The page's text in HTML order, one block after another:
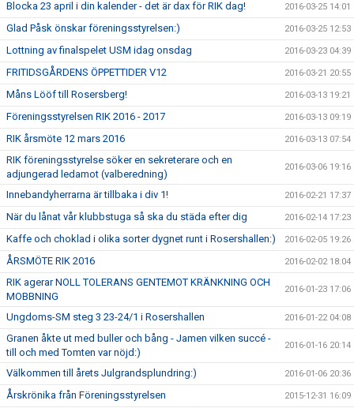
Blocka 23 april i din kalender - det är dax för RIK dag! 2016-03-25 14:01
Glad Påsk önskar föreningsstyrelsen:) 2016-03-25 12:53
Lottning av finalspelet USM idag onsdag 2016-03-23 04:39
FRITIDSGÅRDENS ÖPPETTIDER V12 2016-03-21 20:55
Måns Lööf till Rosersberg! 2016-03-13 19:21
Föreningsstyrelsen RIK 2016 - 2017 2016-03-13 09:19
RIK årsmöte 12 mars 2016 2016-03-13 07:54
RIK föreningsstyrelse söker en sekreterare och en
adjungerad ledamot (valberedning)
2016-03-06 19:16
Innebandyherrarna är tillbaka i div 1! 2016-02-21 17:37
När du lånat vår klubbstuga så ska du städa efter dig 2016-02-14 17:23
Kaffe och choklad i olika sorter dygnet runt i Rosershallen:) 2016-02-05 19:26
ÅRSMÖTE RIK 2016 2016-02-02 18:04
RIK agerar NOLL TOLERANS GENTEMOT KRÄNKNING OCH
MOBBNING
2016-01-23 17:06
Ungdoms-SM steg 3 23-24/1 i Rosershallen 2016-01-22 04:08
Granen åkte ut med buller och bång - Jamen vilken succé -
till och med Tomten var nöjd:)
2016-01-16 20:14
Välkommen till årets Julgrandsplundring:) 2016-01-06 20:36
Årskrönika från Föreningsstyrelsen 2015-12-31 16:09